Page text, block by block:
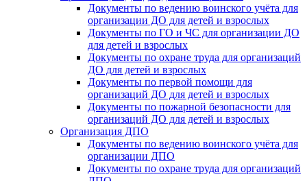
Документы по ведению воинского учёта для
организации ДО для детей и взрослых
Документы по ГО и ЧС для организации ДО
для детей и взрослых
Документы по охране труда для организаций
ДО для детей и взрослых
Документы по первой помощи для
организаций ДО для детей и взрослых
Документы по пожарной безопасности для
организаций ДО для детей и взрослых
Организация ДПО
Документы по ведению воинского учёта для
организации ДПО
Документы по охране труда для организаций